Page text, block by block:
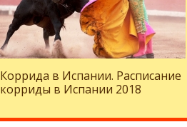
Коррида в Испании. Расписание
корриды в Испании 2018